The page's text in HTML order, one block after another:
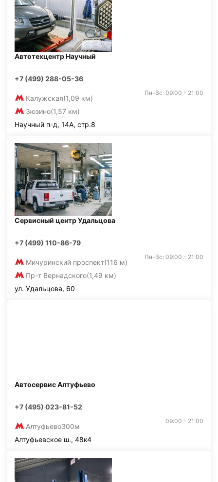
Автотехцентр Научный
+7 (499) 288-05-36
Калужская(1,09 км)
Зюзино(1,57 км)
Пн-Вс: 09:00 - 21:00
Научный п-д, 14А, стр.8
Сервисный центр Удальцова
+7 (499) 110-86-79
Мичуринский проспект(116 м)
Пр-т Вернадского(1,49 км)
Пн-Вс: 09:00 - 21:00
ул. Удальцова, 60
Автосервис Алтуфьево
+7 (495) 023-81-52
Алтуфьево300м
09:00 - 21:00
Алтуфьевское ш., 48к4